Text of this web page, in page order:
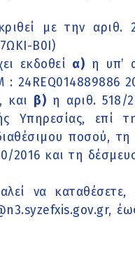
με την
Β0Ι)
εκδοθεί α) η υπ’
24REQ014889886
και β) η αριθ. 518/
Υπηρεσίας,
ποσού,
2016 και τη
να καταθέσετε,
,